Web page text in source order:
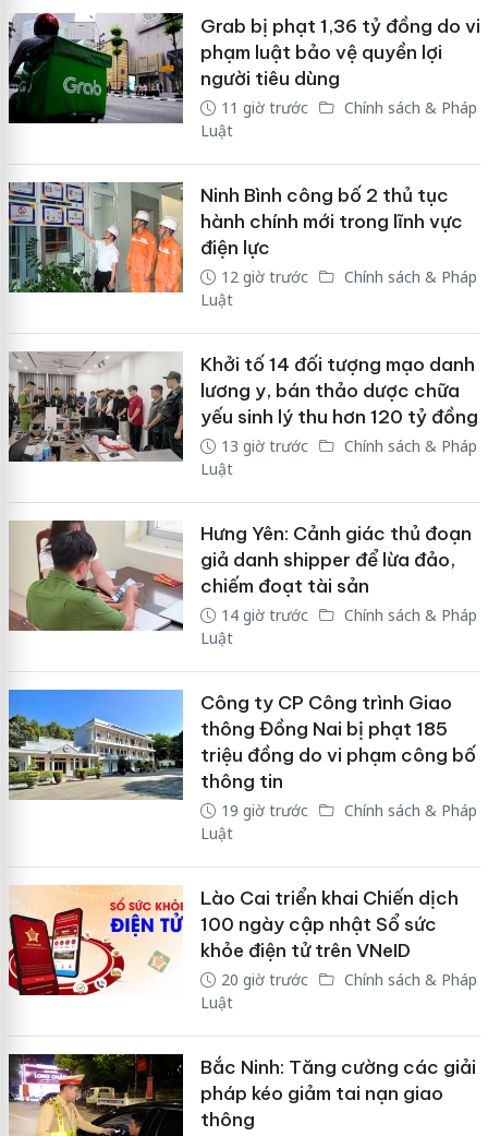
Grab bị phạt 1,36 tỷ đồng do vi
phạm luật bảo vệ quyền lợi
người tiêu dùng
11 giờ trước
Chính sách & Pháp
Luật
Ninh Bình công bố 2 thủ tục
hành chính mới trong lĩnh vực
điện lực
12 giờ trước
Chính sách & Pháp
Luật
Khởi tố 14 đối tượng mạo danh
lương y, bán thảo dược chữa
yếu sinh lý thu hơn 120 tỷ đồng
13 giờ trước
Chính sách & Pháp
Luật
Hưng Yên: Cảnh giác thủ đoạn
giả danh shipper để lừa đảo,
chiếm đoạt tài sản
14 giờ trước
Chính sách & Pháp
Luật
Công ty CP Công trình Giao
thông Đồng Nai bị phạt 185
triệu đồng do vi phạm công bố
thông tin
19 giờ trước
Chính sách & Pháp
Luật
Lào Cai triển khai Chiến dịch
100 ngày cập nhật Sổ sức
khỏe điện tử trên VNeID
20 giờ trước
Chính sách & Pháp
Luật
Bắc Ninh: Tăng cường các giải
pháp kéo giảm tai nạn giao
thông